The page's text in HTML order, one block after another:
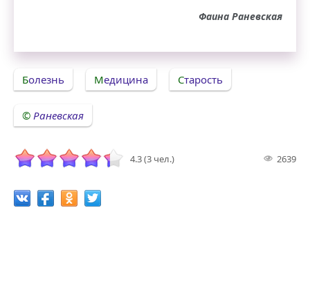
Фаина Раневская
Болезнь Медицина Старость
Раневская
4.3 (3 чел.) 2639